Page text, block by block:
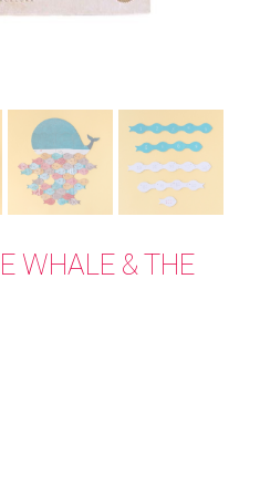
WHALE & THE